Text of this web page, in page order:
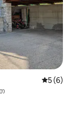
საშუალო
5 (6)